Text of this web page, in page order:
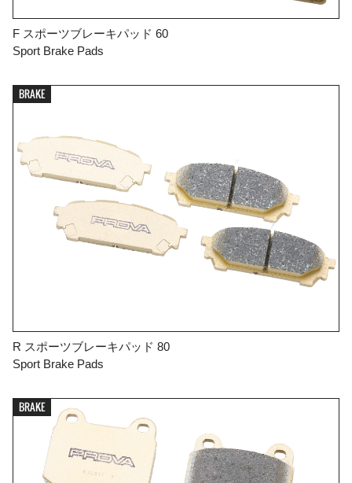
F スポーツブレーキパッド 60
Sport Brake Pads
BRAKE
R スポーツブレーキパッド 80
Sport Brake Pads
BRAKE